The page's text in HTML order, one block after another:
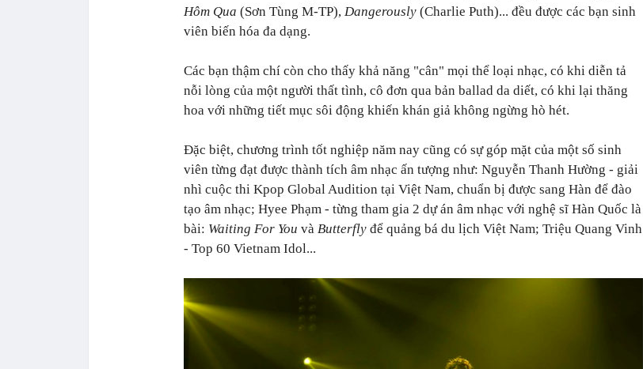
Hôm Qua (Sơn Tùng M-TP), Dangerously (Charlie Puth)... đều được các bạn sinh
viên biến hóa đa dạng.
Các bạn thậm chí còn cho thấy khả năng "cân" mọi thể loại nhạc, có khi diễn tả
nỗi lòng của một người thất tình, cô đơn qua bản ballad da diết, có khi lại thăng
hoa với những tiết mục sôi động khiến khán giả không ngừng hò hét.
Đặc biệt, chương trình tốt nghiệp năm nay cũng có sự góp mặt của một số sinh
viên từng đạt được thành tích âm nhạc ấn tượng như: Nguyễn Thanh Hường - giải
nhì cuộc thi Kpop Global Audition tại Việt Nam, chuẩn bị được sang Hàn để đào
tạo âm nhạc; Hyee Phạm - từng tham gia 2 dự án âm nhạc với nghệ sĩ Hàn Quốc là
bài: Waiting For You và Butterfly để quảng bá du lịch Việt Nam; Triệu Quang Vinh
- Top 60 Vietnam Idol...